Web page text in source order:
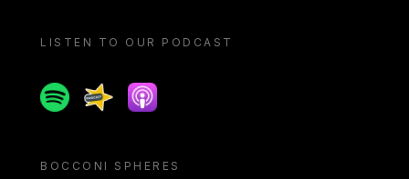
LISTEN TO OUR PODCAST
SpotifySpreakerApple podcast
BOCCONI SPHERES